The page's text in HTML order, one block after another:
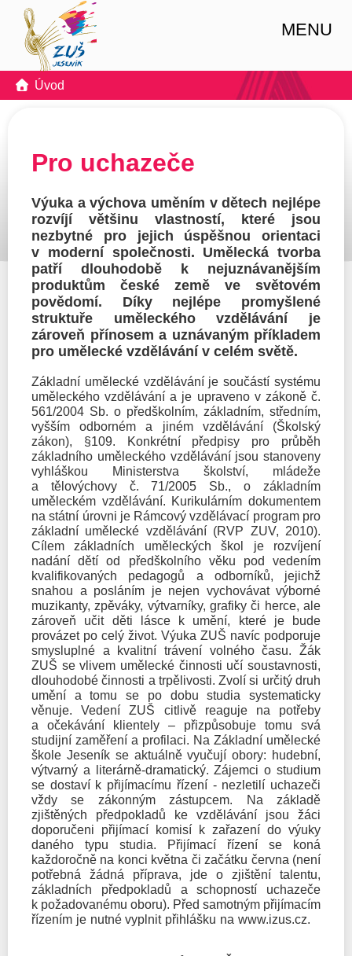
MENU
Úvod
Pro uchazeče
Výuka a výchova uměním v dětech nejlépe
rozvíjí většinu vlastností, které jsou
nezbytné pro jejich úspěšnou orientaci
v moderní společnosti. Umělecká tvorba
patří dlouhodobě k nejuznávanějším
produktům české země ve světovém
povědomí. Díky nejlépe promyšlené
struktuře uměleckého vzdělávání je
zároveň přínosem a uznávaným příkladem
pro umělecké vzdělávání v celém světě.
Základní umělecké vzdělávání je součástí systému
uměleckého vzdělávání a je upraveno v zákoně č.
561/2004 Sb. o předškolním, základním, středním,
vyšším odborném a jiném vzdělávání (Školský
zákon), §109. Konkrétní předpisy pro průběh
základního uměleckého vzdělávání jsou stanoveny
vyhláškou Ministerstva školství, mládeže
a tělovýchovy č. 71/2005 Sb., o základním
uměleckém vzdělávání. Kurikulárním dokumentem
na státní úrovni je Rámcový vzdělávací program pro
základní umělecké vzdělávání (RVP ZUV, 2010).
Cílem základních uměleckých škol je rozvíjení
nadání dětí od předškolního věku pod vedením
kvalifikovaných pedagogů a odborníků, jejichž
snahou a posláním je nejen vychovávat výborné
muzikanty, zpěváky, výtvarníky, grafiky či herce, ale
zároveň učit děti lásce k umění, které je bude
provázet po celý život. Výuka ZUŠ navíc podporuje
smysluplné a kvalitní trávení volného času. Žák
ZUŠ se vlivem umělecké činnosti učí soustavnosti,
dlouhodobé činnosti a trpělivosti. Zvolí si určitý druh
umění a tomu se po dobu studia systematicky
věnuje. Vedení ZUŠ citlivě reaguje na potřeby
a očekávání klientely – přizpůsobuje tomu svá
studijní zaměření a profilaci. Na Základní umělecké
škole Jeseník se aktuálně vyučují obory: hudební,
výtvarný a literárně-dramatický. Zájemci o studium
se dostaví k přijímacímu řízení - nezletilí uchazeči
vždy se zákonným zástupcem. Na základě
zjištěných předpokladů ke vzdělávání jsou žáci
doporučeni přijímací komisí k zařazení do výuky
daného typu studia. Přijímací řízení se koná
každoročně na konci května či začátku června (není
potřebná žádná příprava, jde o zjištění talentu,
základních předpokladů a schopností uchazeče
k požadovanému oboru). Před samotným přijímacím
řízením je nutné vyplnit přihlášku na www.izus.cz.